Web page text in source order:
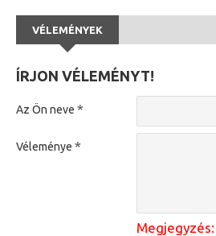
VÉLEMÉNYEK
ÍRJON VÉLEMÉNYT!
Az Ön neve
Véleménye
Megjegyzés: